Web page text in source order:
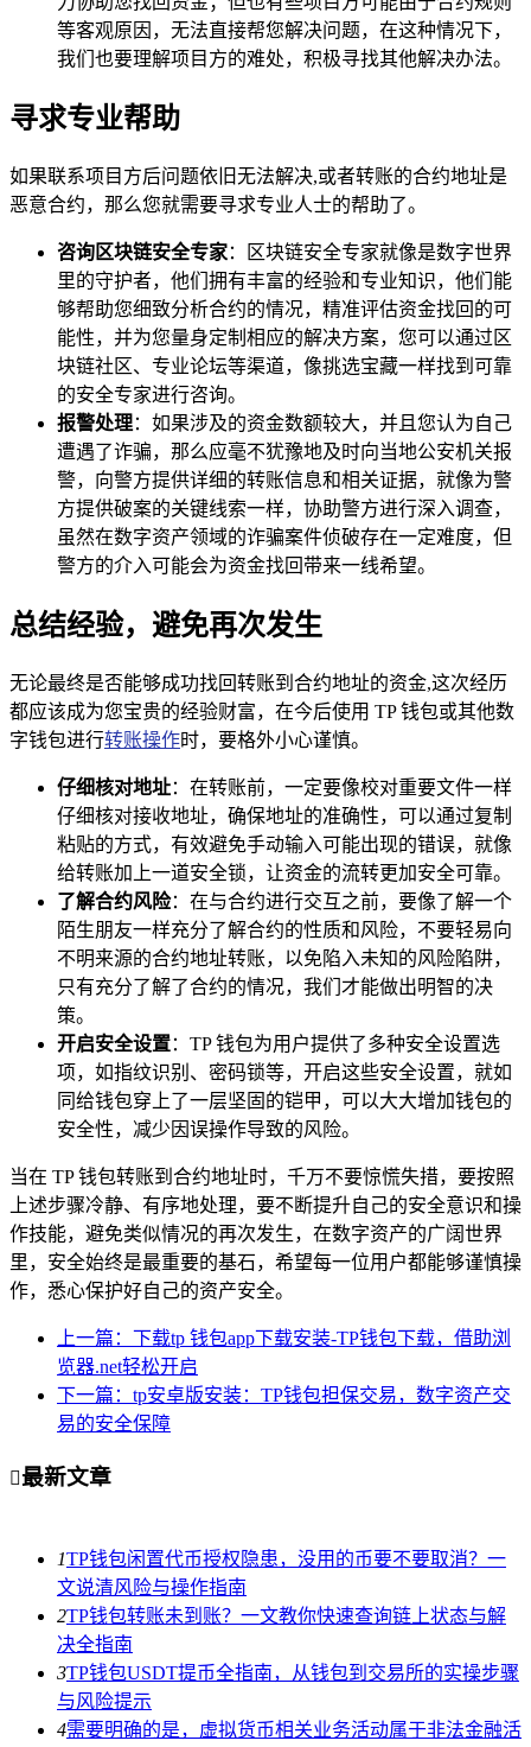
等客观原因，无法直接帮您解决问题，在这种情况下，
我们也要理解项目方的难处，积极寻找其他解决办法。
寻求专业帮助
如果联系项目方后问题依旧无法解决,或者转账的合约地址是
恶意合约，那么您就需要寻求专业人士的帮助了。
咨询区块链安全专家：区块链安全专家就像是数字世界
里的守护者，他们拥有丰富的经验和专业知识，他们能
够帮助您细致分析合约的情况，精准评估资金找回的可
能性，并为您量身定制相应的解决方案，您可以通过区
块链社区、专业论坛等渠道，像挑选宝藏一样找到可靠
的安全专家进行咨询。
报警处理：如果涉及的资金数额较大，并且您认为自己
遭遇了诈骗，那么应毫不犹豫地及时向当地公安机关报
警，向警方提供详细的转账信息和相关证据，就像为警
方提供破案的关键线索一样，协助警方进行深入调查，
虽然在数字资产领域的诈骗案件侦破存在一定难度，但
警方的介入可能会为资金找回带来一线希望。
总结经验，避免再次发生
无论最终是否能够成功找回转账到合约地址的资金,这次经历
都应该成为您宝贵的经验财富，在今后使用 TP 钱包或其他数
字钱包进行转账操作时，要格外小心谨慎。
仔细核对地址：在转账前，一定要像校对重要文件一样
仔细核对接收地址，确保地址的准确性，可以通过复制
粘贴的方式，有效避免手动输入可能出现的错误，就像
给转账加上一道安全锁，让资金的流转更加安全可靠。
了解合约风险：在与合约进行交互之前，要像了解一个
陌生朋友一样充分了解合约的性质和风险，不要轻易向
不明来源的合约地址转账，以免陷入未知的风险陷阱，
只有充分了解了合约的情况，我们才能做出明智的决
策。
开启安全设置：TP 钱包为用户提供了多种安全设置选
项，如指纹识别、密码锁等，开启这些安全设置，就如
同给钱包穿上了一层坚固的铠甲，可以大大增加钱包的
安全性，减少因误操作导致的风险。
当在 TP 钱包转账到合约地址时，千万不要惊慌失措，要按照
上述步骤冷静、有序地处理，要不断提升自己的安全意识和操
作技能，避免类似情况的再次发生，在数字资产的广阔世界
里，安全始终是最重要的基石，希望每一位用户都能够谨慎操
作，悉心保护好自己的资产安全。
上一篇：下载tp 钱包app下载安装-TP钱包下载，借助浏
览器.net轻松开启
下一篇：tp安卓版安装：TP钱包担保交易，数字资产交
易的安全保障
最新文章
1TP钱包闲置代币授权隐患，没用的币要不要取消？一
文说清风险与操作指南
2TP钱包转账未到账？一文教你快速查询链上状态与解
决全指南
3TP钱包USDT提币全指南，从钱包到交易所的实操步骤
与风险提示
4需要明确的是，虚拟货币相关业务活动属于非法金融活